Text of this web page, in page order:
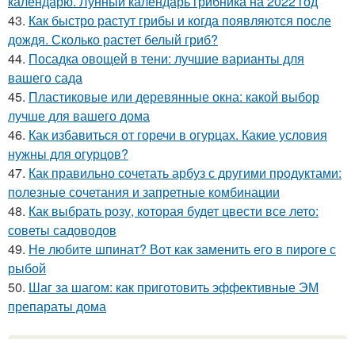
43. Как быстро растут грибы и когда появляются после
дождя. Сколько растет белый гриб?
44. Посадка овощей в тени: лучшие варианты для
вашего сада
45. Пластиковые или деревянные окна: какой выбор
лучше для вашего дома
46. Как избавиться от горечи в огурцах. Какие условия
нужны для огурцов?
47. Как правильно сочетать арбуз с другими продуктами:
полезные сочетания и запретные комбинации
48. Как выбрать розу, которая будет цвести все лето:
советы садоводов
49. Не любите шпинат? Вот как заменить его в пироге с
рыбой
50. Шаг за шагом: как приготовить эффективные ЭМ
препараты дома